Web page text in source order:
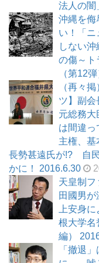
法人の闇
沖縄を侮
い！「ニ
しない
の傷～ト
（第12
（再々
ツ】副会
元総務大
は間違
主権、基
長勢甚遠氏が!? 自
かに！ 2016.6.30
天皇制フ
田國男
上安身
根大学名
編）
「撤退